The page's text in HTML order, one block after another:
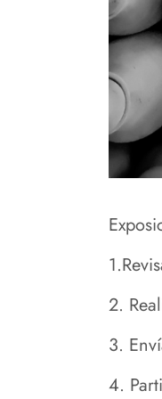
2.
3.
4.